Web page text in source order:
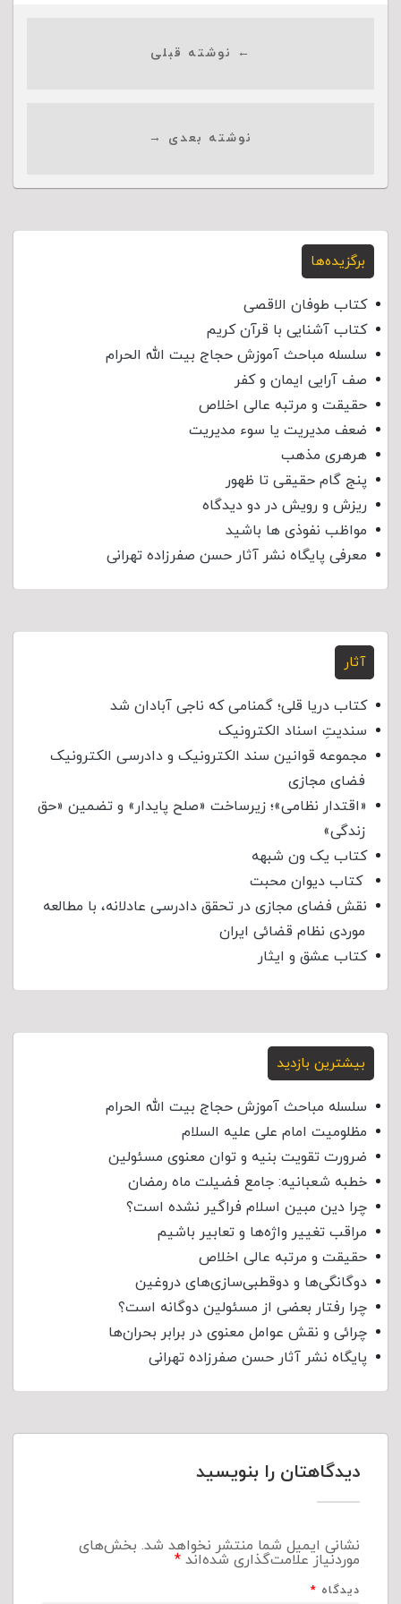
← نوشته قبلی
نوشته بعدی →
برگزیده‌ها
کتاب طوفان الاقصی
کتاب آشنایی با قرآن کریم
سلسله مباحث آموزش حجاج بیت الله الحرام
صف آرایی ایمان و کفر
حقیقت و مرتبه عالی اخلاص
ضعف مدیریت یا سوء مدیریت
هرهری مذهب
پنج گام حقیقی تا ظهور
ریزش و رویش در دو دیدگاه
مواظب نفوذی‌ ها باشید
معرفی پایگاه نشر آثار حسن صفرزاده تهرانی
آثار
کتاب دریا قلی؛ گمنامی که ناجی آبادان شد
سندیتِ اسناد الکترونیک
مجموعه قوانین سند الکترونیک و دادرسی الکترونیک
فضای مجازی
«اقتدار نظامی»؛ زیرساخت «صلح پایدار» و تضمین «حق
زندگی»
کتاب یک ون شبهه
کتاب دیوان محبت
نقش فضای مجازی در تحقق دادرسی عادلانه، با مطالعه
موردی نظام قضائی ایران
کتاب عشق و ایثار
بیشترین بازدید
سلسله مباحث آموزش حجاج بیت الله الحرام
مظلومیت امام علی علیه السلام
ضرورت تقویت بنیه و توان معنوی مسئولین
خطبه شعبانیه: جامع فضیلت ماه رمضان
چرا دین مبین اسلام فراگیر نشده است؟
مراقب تغییر واژه‌ها و تعابیر باشیم
حقیقت و مرتبه عالی اخلاص
دوگانگی‌ها و دوقطبی‌سازی‌های دروغین
چرا رفتار بعضی از مسئولین دوگانه است؟
چرائی و نقش عوامل معنوی در برابر بحران‌ها
پایگاه نشر آثار حسن صفرزاده تهرانی
دیدگاهتان را بنویسید
نشانی ایمیل شما منتشر نخواهد شد. بخش‌های
موردنیاز علامت‌گذاری شده‌اند*
دیدگاه *